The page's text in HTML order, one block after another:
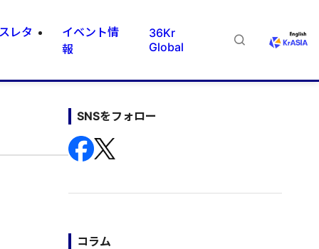
レタ
イベント情
報
36Kr
Global
SNSをフォロー
コラム